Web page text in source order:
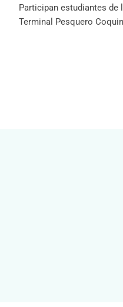
Participan estudiantes de
Terminal Pesquero